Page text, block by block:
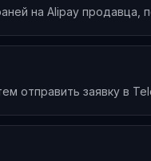
на Alipay продавца,
отправить заявку в